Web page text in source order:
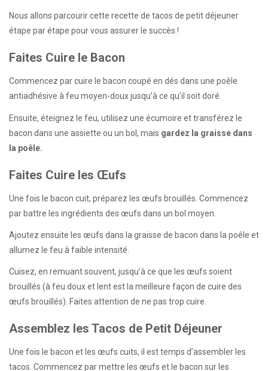
Nous allons parcourir cette recette de tacos de petit déjeuner
étape par étape pour vous assurer le succès !
Faites Cuire le Bacon
Commencez par cuire le bacon coupé en dés dans une poêle
antiadhésive à feu moyen-doux jusqu’à ce qu’il soit doré.
Ensuite, éteignez le feu, utilisez une écumoire et transférez le
bacon dans une assiette ou un bol, mais gardez la graisse dans
la poêle.
Faites Cuire les Œufs
Une fois le bacon cuit, préparez les œufs brouillés. Commencez
par battre les ingrédients des œufs dans un bol moyen.
Ajoutez ensuite les œufs dans la graisse de bacon dans la poêle et
allumez le feu à faible intensité.
Cuisez, en remuant souvent, jusqu’à ce que les œufs soient
brouillés (à feu doux et lent est la meilleure façon de cuire des
œufs brouillés). Faites attention de ne pas trop cuire.
Assemblez les Tacos de Petit Déjeuner
Une fois le bacon et les œufs cuits, il est temps d’assembler les
tacos. Commencez par mettre les œufs et le bacon sur les